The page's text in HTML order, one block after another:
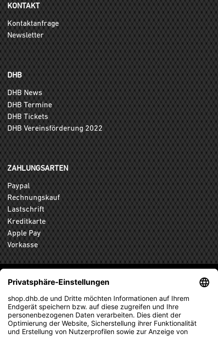
KONTAKT
Kontaktanfrage
Newsletter
DHB
DHB News
DHB Termine
DHB Tickets
DHB Vereinsförderung 2022
ZAHLUNGSARTEN
Paypal
Rechnungskauf
Lastschrift
Kreditkarte
Apple Pay
Vorkasse
ABONNIEREN SIE DEN KOSTENLOSEN DHB-FANSHOP
NEWSLETTER UND VERPASSEN SIE KEINE NEUIGKEIT ODER
AKTION MEHR.
ANMELDEN